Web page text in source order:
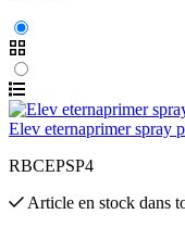
Elev eternaprimer spray
RBCEPSP4
Article en stock dans